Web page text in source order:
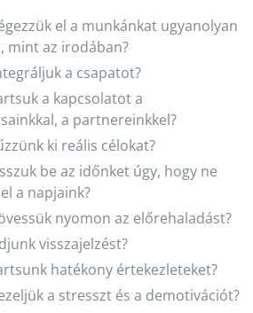
el a munkánkat ugyanolyan
mint az irodában?
a csapatot?
a kapcsolatot a
a partnereinkkel?
ki reális célokat?
be az időnket úgy, hogy ne
a napjaink?
nyomon az előrehaladást?
visszajelzést?
hatékony értekezleteket?
a stresszt és a demotivációt?